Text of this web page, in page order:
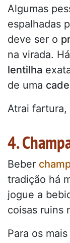
Algumas
espalhadas
deve ser o
na virada.
lentilha
de uma
Atrai
4.
Beber
tradição há
jogue a
coisas ruins
Para os mais